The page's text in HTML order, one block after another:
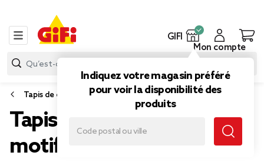
GIFI
Indiquez votre magasin préféré
pour voir la disponibilité des
produits
Mon compte
Tapis de cuisine
Tapis vinyle rectangulaire
motif géométrique beige